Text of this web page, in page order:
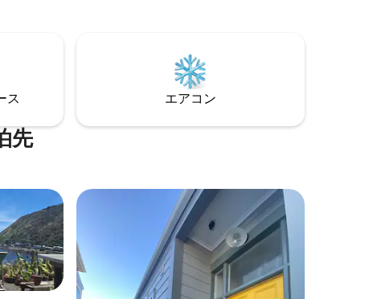
ビーチ
の村で
して、
ださ
ルカやクジラを楽しんだりしましょう！
ス エアコン
先